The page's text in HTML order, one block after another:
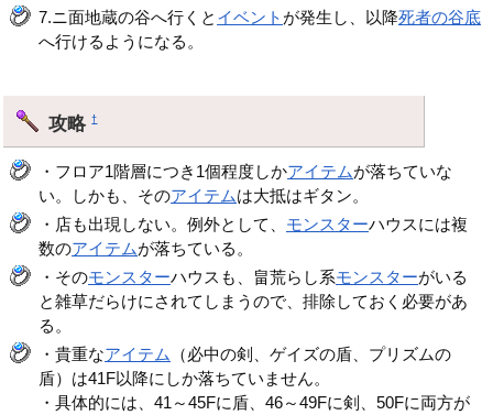
7.ニ面地蔵の谷へ行くと イベント が発生し、以降死者の谷底
へ行けるようになる。
攻略†
・フロア1階層につき1個程度しかアイテムが落ちていな
い。しかも、そのアイテムは大抵はギタン。
・店も出現しない。例外として、 モンスターハウスには複
数のアイテムが落ちている。
・そのモンスターハウスも、畠荒らし系モンスターがいる
と雑草だらけにされてしまうので、排除しておく必要があ
る。
・貴重なアイテム
（必中の剣、ゲイズの盾、プリズムの
盾）は41F以降にしか落ちていません。
・具体的には、41～45Fに盾、46～49Fに剣、50Fに両方が